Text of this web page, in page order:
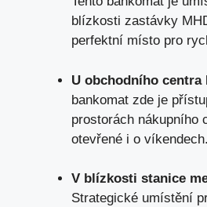
blízkosti zastávky
perfektní místo pro
U obchodního centra
bankomat zde je
prostorách nákupního
otevřené i o víkendech.
V blízkosti stanice
Strategické umístění